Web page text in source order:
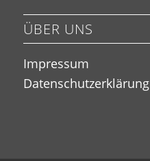
ÜBER UNS
Impressum
Datenschutzerklärung